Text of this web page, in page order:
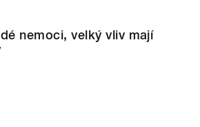
nemoci, velký vliv mají